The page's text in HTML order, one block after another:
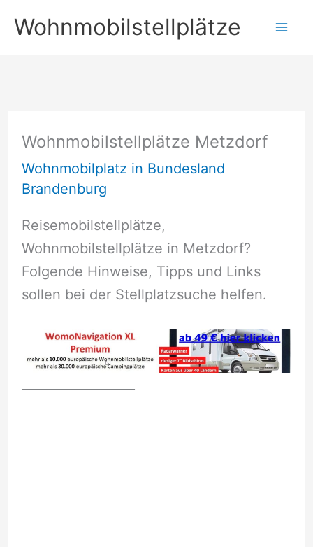
Inhalt
springen
Wohnmobilstellplätze
Wohnmobilstellplätze Metzdorf
Wohnmobilplatz in Bundesland
Brandenburg
Reisemobilstellplätze,
Wohnmobilstellplätze in Metzdorf?
Folgende Hinweise, Tipps und Links
sollen bei der Stellplatzsuche helfen.